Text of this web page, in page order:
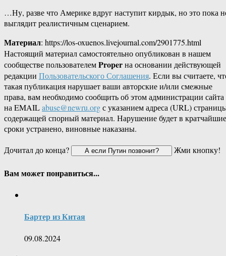
…Ну, разве что Америке вдруг наступит кирдык, но это пока
выглядит реалистичным сценарием.
Материал: https://los-oxuenos.livejournal.com/2901775.html
Настоящий материал самостоятельно опубликован в нашем
сообществе пользователемProperна основании действующей
редакции Пользовательского Соглашения. Если вы считаете,
такая публикация нарушает ваши авторские и/или смежные
права, вам необходимо сообщить об этом администрации сайта
на EMAILabuse@newru.orgс указанием адреса (URL)
содержащей спорный материал. Нарушение будет в кратчайшие
сроки устранено, виновные наказаны.
Дочитал до конца?
Жми кнопку!
Вам может понравиться...
Бартер из Китая
09.08.2024